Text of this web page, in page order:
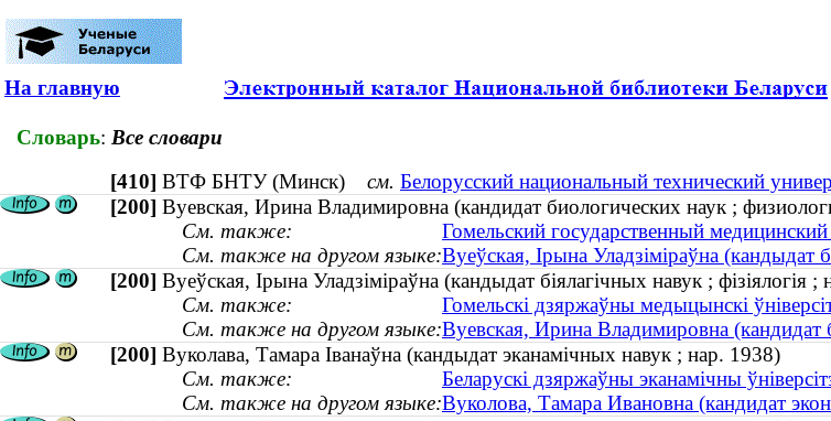
На главную
Словарь: Все словари
[410] ВТФ БНТУ (Минск) см. Белорусский национальный технический
[200] Вуевская, Ирина Владимировна (кандидат биологических наук ;
См. также:
Гомельский государственный
См. также на другом языке:Вуеўская, Ірына Уладзіміраўна (кандыдат
[200] Вуеўская, Ірына Уладзіміраўна (кандыдат біялагічных навук ; фізіялогія ;
См. также:
Гомельскі дзяржаўны медыцынскі
См. также на другом языке:Вуевская, Ирина Владимировна
[200] Вуколава, Тамара Іванаўна (кандыдат эканамічных навук ; нар. 1938)
См. также:
Беларускі дзяржаўны эканамічны
См. также на другом языке:Вуколова, Тамара Ивановна (кандидат